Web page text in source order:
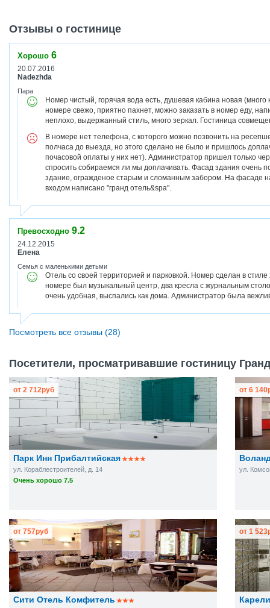
Отзывы о гостинице
Хорошо 6
20.07.2016
Nadezhda
Пара
Номер чистый, горячая вода есть, душевая кабина новая (много
номере свежо, приятно пахнет, можно заказать в номер еду,
неплохо, выдержанный стиль, много зеркал. Гостиница
В номере нет телефона, с которого можно позвонить на
полчаса до выезда, но этого сделано не было и пришлось
почасовой оплаты у них нет). Администратор пришел только
спросить собираемся ли мы доплачивать. Фасад здания очень
здание, огражденое старым и сломанным забором. На фасаде
входом написано "гранд отель&spa".
Превосходно 9.2
24.12.2015
Елена
Семья с маленькими детьми
Отель со своей территорией и парковкой. Номер сделан в
номере был музыкальный центр, два кресла с журнальным
очень удобная, выспались как дома. Администратор была
Посмотреть все отзывы (28)
Посетители, просматривавшие гостиницу
Парк Инн Прибалтийская
ул. Кораблестроителей, д. 14
Очень хорошо 7.5
от 2 712руб
ул.
от 6 140
Сити Отель Комфитель
от 757руб от 1 523